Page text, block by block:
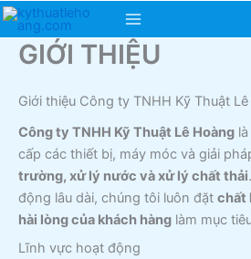
Skip
content
Main
Menu
GIỚI THIỆU
Giới thiệu Công ty TNHH Kỹ Thuật
Công ty TNHH Kỹ Thuật Lê Hoàng
cấp các thiết bị, máy móc và giải
trường, xử lý nước và xử lý chất thải
động lâu dài, chúng tôi luôn đặt chất
hài lòng của khách hàng làm mục
Lĩnh vực hoạt động